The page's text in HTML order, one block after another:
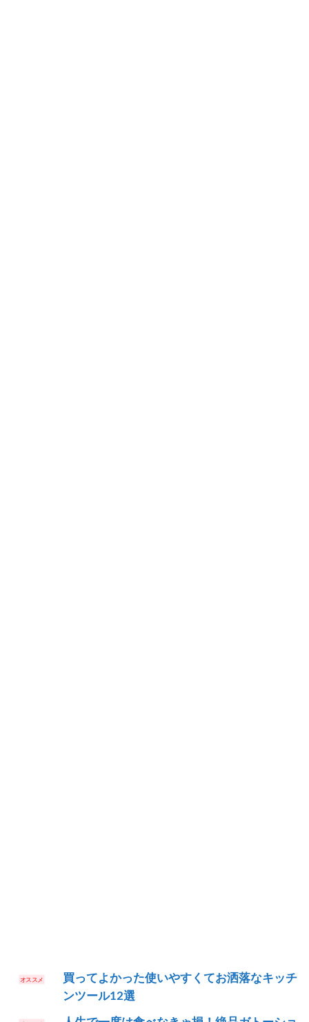
買ってよかった使いやすくてお洒落なキッチ
ンツール12選